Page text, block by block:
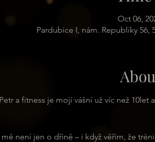
Oct 06,
Pardubice I, nám. Republiky 56,
a fitness je mojí vášní už víc než
není jen o dřině – i když věřím, že